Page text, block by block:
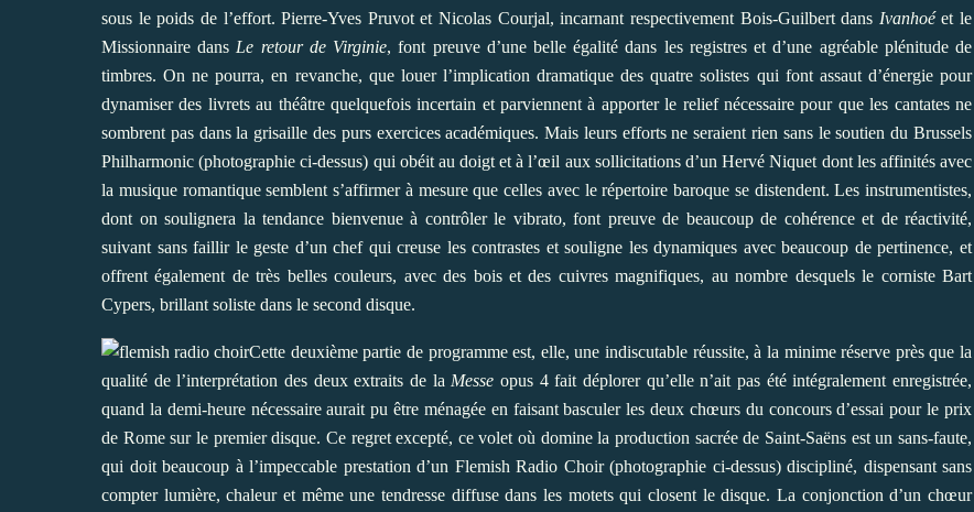
sous le poids de l’effort. Pierre-Yves Pruvot et Nicolas Courjal, incarnant respectivement Bois-Guilbert dans Ivanhoéet le
Missionnaire dans Le retour de Virginie, font preuve d’une belle égalité dans les registres et d’une agréable plénitude de
timbres. On ne pourra, en revanche, que louer l’implication dramatique des quatre solistes qui font assaut d’énergie pour
dynamiser des livrets au théâtre quelquefois incertain et parviennent à apporter le relief nécessaire pour que les cantates ne
sombrent pas dans la grisaille des purs exercices académiques. Mais leurs efforts ne seraient rien sans le soutien du Brussels
Philharmonic (photographie ci-dessus) qui obéit au doigt et à l’œil aux sollicitations d’un Hervé Niquet dont les affinités avec
la musique romantique semblent s’affirmer à mesure que celles avec le répertoire baroque se distendent. Les instrumentistes,
dont on soulignera la tendance bienvenue à contrôler le vibrato, font preuve de beaucoup de cohérence et de réactivité,
suivant sans faillir le geste d’un chef qui creuse les contrastes et souligne les dynamiques avec beaucoup de pertinence, et
offrent également de très belles couleurs, avec des bois et des cuivres magnifiques, au nombre desquels le corniste Bart
Cypers, brillant soliste dans le second disque.
Cette deuxième partie de programme est, elle, une indiscutable réussite, à la minime réserve près que la
qualité de l’interprétation des deux extraits de la Messe opus 4 fait déplorer qu’elle n’ait pas été intégralement enregistrée,
quand la demi-heure nécessaire aurait pu être ménagée en faisant basculer les deux chœurs du concours d’essai pour le prix
de Rome sur le premier disque. Ce regret excepté, ce volet où domine la production sacrée de Saint-Saëns est un sans-faute,
qui doit beaucoup à l’impeccable prestation d’un Flemish Radio Choir (photographie ci-dessus) discipliné, dispensant sans
compter lumière, chaleur et même une tendresse diffuse dans les motets qui closent le disque. La conjonction d’un chœur